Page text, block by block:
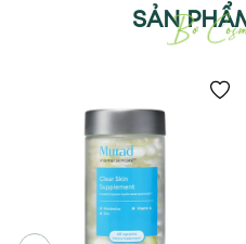
SẢN